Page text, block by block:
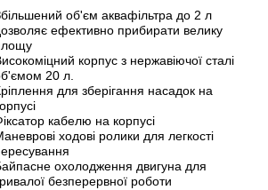
об'єм аквафільтра до 2 л
ефективно прибирати велику
корпус з нержавіючої сталі
20 л.
для зберігання насадок на
кабелю на корпусі
ходові ролики для легкості
охолодження двигуна для
безперервної роботи